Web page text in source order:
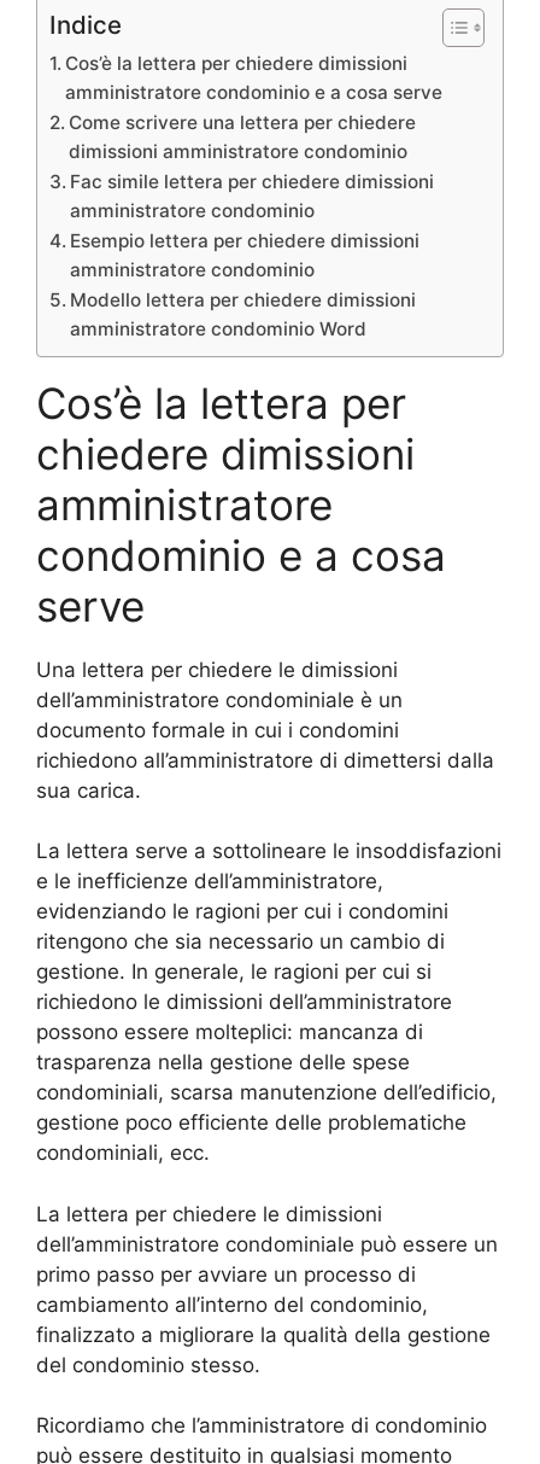
Indice
Cos’è la lettera per chiedere dimissioni
amministratore condominio e a cosa serve
Come scrivere una lettera per chiedere
dimissioni amministratore condominio
Fac simile lettera per chiedere dimissioni
amministratore condominio
Esempio lettera per chiedere dimissioni
amministratore condominio
Modello lettera per chiedere dimissioni
amministratore condominio Word
Cos’è la lettera per
chiedere dimissioni
amministratore
condominio e a cosa
serve
Una lettera per chiedere le dimissioni
dell’amministratore condominiale è un
documento formale in cui i condomini
richiedono all’amministratore di dimettersi dalla
sua carica.
La lettera serve a sottolineare le insoddisfazioni
e le inefficienze dell’amministratore,
evidenziando le ragioni per cui i condomini
ritengono che sia necessario un cambio di
gestione. In generale, le ragioni per cui si
richiedono le dimissioni dell’amministratore
possono essere molteplici: mancanza di
trasparenza nella gestione delle spese
condominiali, scarsa manutenzione dell’edificio,
gestione poco efficiente delle problematiche
condominiali, ecc.
La lettera per chiedere le dimissioni
dell’amministratore condominiale può essere un
primo passo per avviare un processo di
cambiamento all’interno del condominio,
finalizzato a migliorare la qualità della gestione
del condominio stesso.
Ricordiamo che l’amministratore di condominio
può essere destituito in qualsiasi momento